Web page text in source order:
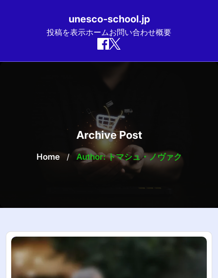
unesco-school.jp
投稿を表示ホームお問い合わせ概要
Archive Post
Home / Author: トマシュ・ノヴァク